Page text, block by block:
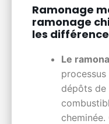
Ramonage
ramonage
les
Le
dépôts de